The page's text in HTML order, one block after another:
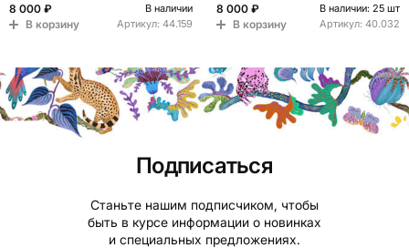
8 000 ₽ В наличии
В корзину Артикул: 44.159
8 000 ₽
В наличии: 25 шт
В корзину Артикул: 40.032
Подписаться
Станьте нашим подписчиком, чтобы
быть в курсе информации о новинках
и специальных предложениях.